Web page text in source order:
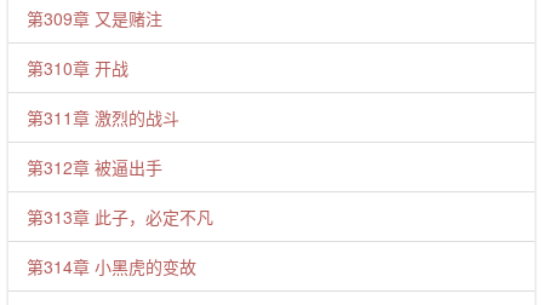
第309章 又是赌注
第310章 开战
第311章 激烈的战斗
第312章 被逼出手
第313章 此子，必定不凡
第314章 小黑虎的变故